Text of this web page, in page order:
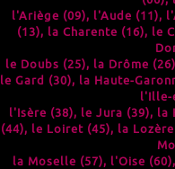
l'Ariège (09), l'Aude (11), l'
(13), la Charente (16), le
le Doubs (25), la Drôme (26)
le Gard (30), la Haute-
l'Ille-
l'Isère (38), le Jura (39), la
(44), le Loiret (45), la
la Moselle (57), l'Oise (60)